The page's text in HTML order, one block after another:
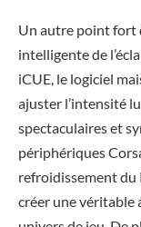
Un autre point fort
intelligente de
iCUE, le logiciel
ajuster l’intensité
spectaculaires et
périphériques
refroidissement du
créer une véritable